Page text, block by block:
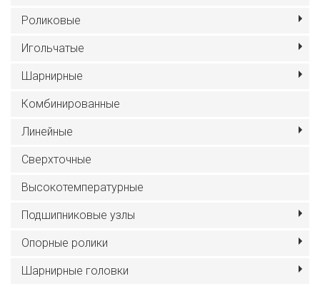
Роликовые
Игольчатые
Шарнирные
Комбинированные
Линейные
Сверхточные
Высокотемпературные
Подшипниковые узлы
Опорные ролики
Шарнирные головки